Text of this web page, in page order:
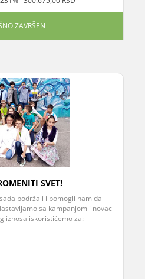
ZAVRŠEN
SVET!
podržali i pomogli nam da
sa kampanjom i novac
iznosa iskoristićemo za: